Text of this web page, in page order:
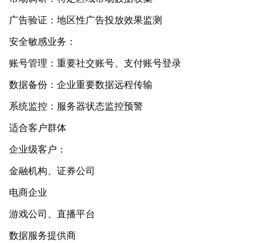
广告验证：地区性广告投放效果监测
安全敏感业务：
账号管理：重要社交账号、支付账号登录
数据备份：企业重要数据远程传输
系统监控：服务器状态监控预警
适合客户群体
企业级客户：
金融机构、证券公司
电商企业
游戏公司、直播平台
数据服务提供商